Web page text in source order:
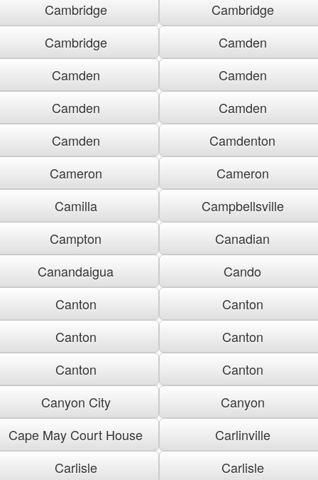
Cambridge
Cambridge
Cambridge
Camden
Camden
Camden
Camden
Camden
Camden
Camdenton
Cameron
Cameron
Camilla
Campbellsville
Campton
Canadian
Canandaigua
Cando
Canton
Canton
Canton
Canton
Canton
Canton
Canyon City
Canyon
Cape May Court House
Carlinville
Carlisle
Carlisle